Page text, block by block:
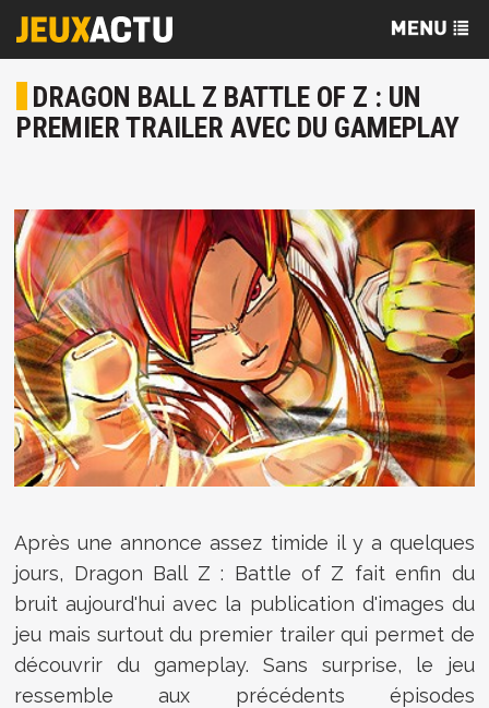
DRAGON BALL Z BATTLE OF Z : UN
PREMIER TRAILER AVEC DU GAMEPLAY
Après une annonce assez timide il y a quelques
jours, Dragon Ball Z : Battle of Z fait enfin du
bruit aujourd'hui avec la publication d'images du
jeu mais surtout du premier trailer qui permet de
découvrir du gameplay. Sans surprise, le jeu
ressemble aux précédents épisodes